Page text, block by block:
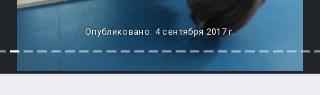
Опубликовано: 4 сентября 2017 г.